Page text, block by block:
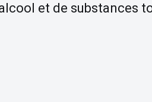
et de substances